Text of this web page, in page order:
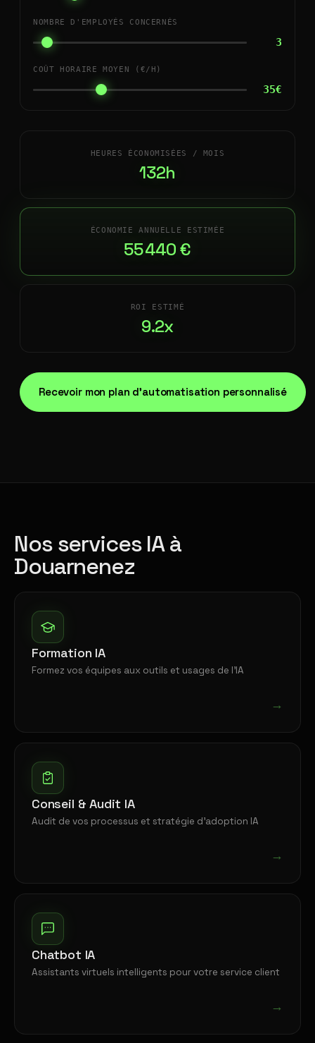
NOMBRE D'EMPLOYÉS CONCERNÉS
3
COÛT HORAIRE MOYEN (€/H)
35€
HEURES ÉCONOMISÉES / MOIS
132h
ÉCONOMIE ANNUELLE ESTIMÉE
55 440 €
ROI ESTIMÉ
9.2x
Recevoir mon plan d'automatisation personnalisé
Nos services IA à
Douarnenez
Formation IA
Formez vos équipes aux outils et usages de l'IA
→
Conseil & Audit IA
Audit de vos processus et stratégie d'adoption IA
→
Chatbot IA
Assistants virtuels intelligents pour votre service client
→